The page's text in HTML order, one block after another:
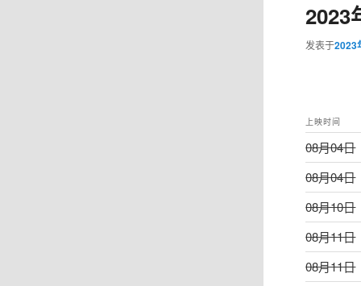
2023
发表于2023
上映时间
08月04日
08月04日
08月10日
08月11日
08月11日